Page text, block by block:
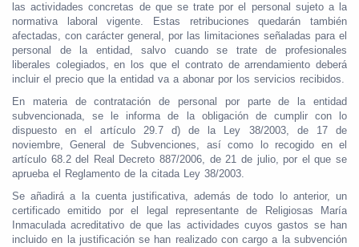
las actividades concretas de que se trate por el personal sujeto a la
normativa laboral vigente. Estas retribuciones quedarán también
afectadas, con carácter general, por las limitaciones señaladas para el
personal de la entidad, salvo cuando se trate de profesionales
liberales colegiados, en los que el contrato de arrendamiento deberá
incluir el precio que la entidad va a abonar por los servicios recibidos.
En materia de contratación de personal por parte de la entidad
subvencionada, se le informa de la obligación de cumplir con lo
dispuesto en el artículo 29.7 d) de la Ley 38/2003, de 17 de
noviembre, General de Subvenciones, así como lo recogido en el
artículo 68.2 del Real Decreto 887/2006, de 21 de julio, por el que se
aprueba el Reglamento de la citada Ley 38/2003.
Se añadirá a la cuenta justificativa, además de todo lo anterior, un
certificado emitido por el legal representante de Religiosas María
Inmaculada acreditativo de que las actividades cuyos gastos se han
incluido en la justificación se han realizado con cargo a la subvención